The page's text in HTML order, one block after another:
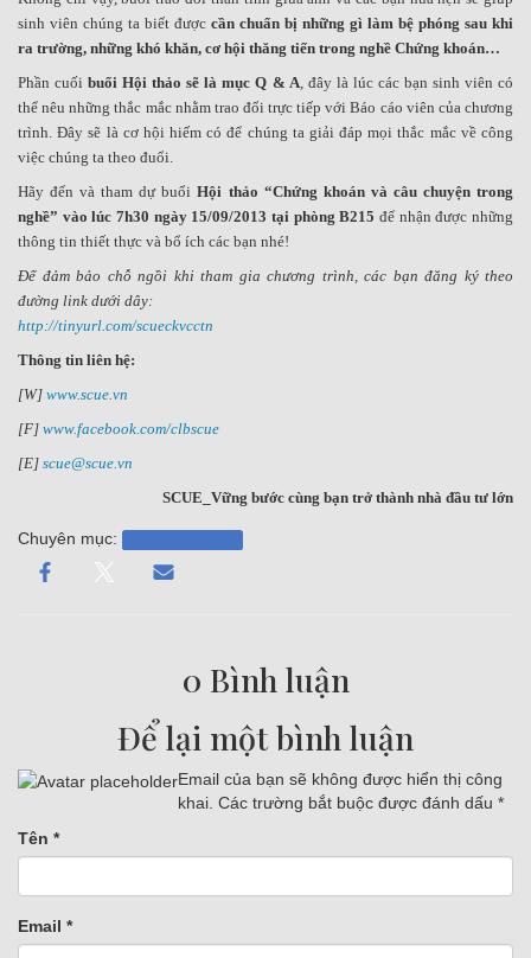
sinh viên chúng ta biết được cần chuẩn bị những gì làm bệ phóng sau khi
ra trường, những khó khăn, cơ hội thăng tiến trong nghề Chứng khoán…
Phần cuốibuổi Hội thảo sẽ là mục Q & A, đây là lúc các bạn sinh viên có
thể nêu những thắc mắc nhằm trao đổi trực tiếp với Báo cáo viên của chương
trình. Đây sẽ là cơ hội hiếm có để chúng ta giải đáp mọi thắc mắc về công
việc chúng ta theo đuổi.
Hãy đến và tham dự buổiHội thảo “Chứng khoán và câu chuyện trong
nghề” vào lúc 7h30 ngày 15/09/2013 tại phòng B215 để nhận được những
thông tin thiết thực và bổ ích các bạn nhé!
Để đảm bảo chỗ ngồi khi tham gia chương trình, các bạn đăng ký theo
đường link dưới dây:
http://tinyurl.com/scueckvcctn
Thông tin liên hệ:
[W] www.scue.vn
[F] www.facebook.com/clbscue
[E] scue@scue.vn
SCUE_Vững bước cùng bạn trở thành nhà đầu tư lớn
Chuyên mục:
0 Bình luận
Để lại một bình luận
Email của bạn sẽ không được hiển thị công
khai. Các trường bắt buộc được đánh dấu *
Tên *
Email *